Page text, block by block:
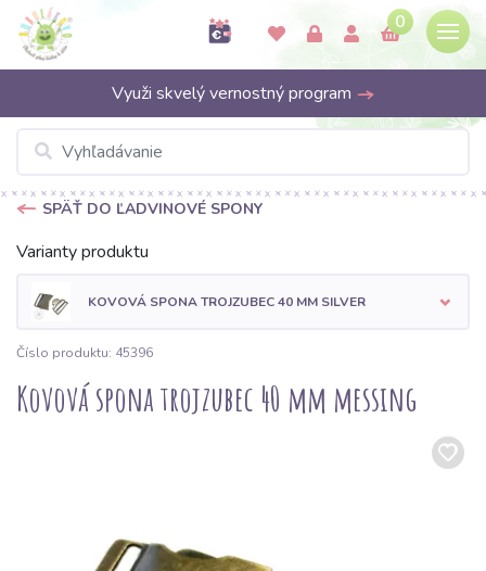
0
Využi skvelý vernostný program
SPÄŤ DO ĽADVINOVÉ SPONY
Varianty produktu
KOVOVÁ SPONA TROJZUBEC 40 MM SILVER
Číslo produktu: 45396
Kovová spona trojzubec 40 mm messing